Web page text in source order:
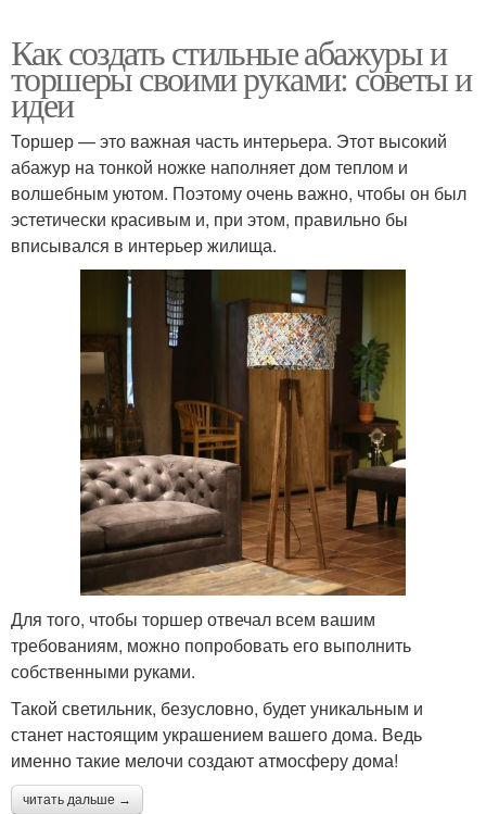
Как создать стильные абажуры и
торшеры своими руками: советы и
идеи
Торшер — это важная часть интерьера. Этот высокий
абажур на тонкой ножке наполняет дом теплом и
волшебным уютом. Поэтому очень важно, чтобы он был
эстетически красивым и, при этом, правильно бы
вписывался в интерьер жилища.
Для того, чтобы торшер отвечал всем вашим
требованиям, можно попробовать его выполнить
собственными руками.
Такой светильник, безусловно, будет уникальным и
станет настоящим украшением вашего дома. Ведь
именно такие мелочи создают атмосферу дома!
читать дальше →